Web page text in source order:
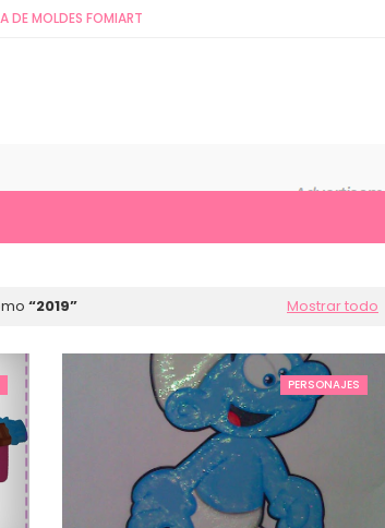
DE MOLDES FOMIART
2019 Mostrar todo
PERSONAJES